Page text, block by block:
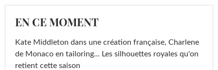
EN CE MOMENT
Kate Middleton dans une création française, Charlene
de Monaco en tailoring… Les silhouettes royales qu'on
retient cette saison